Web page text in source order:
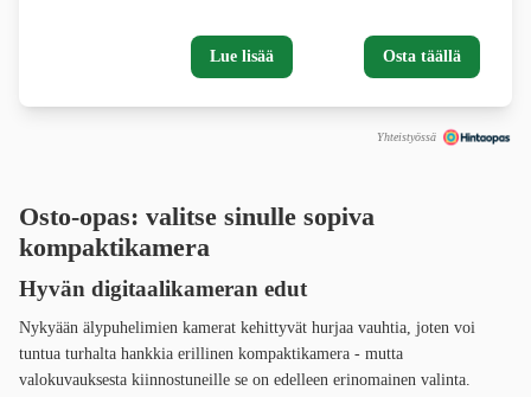
Lue lisää Osta täällä
Yhteistyössä
Osto-opas: valitse sinulle sopiva
kompaktikamera
Hyvän digitaalikameran edut
Nykyään älypuhelimien kamerat kehittyvät hurjaa vauhtia, joten voi
tuntua turhalta hankkia erillinen kompaktikamera - mutta
valokuvauksesta kiinnostuneille se on edelleen erinomainen valinta.